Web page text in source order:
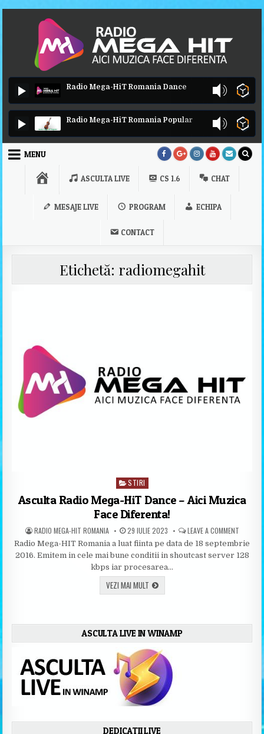
Radio Mega-HiT Romania Dance
Radio Mega-HiT Romania Popular
MENU
PRIMA
PAGINA
ASCULTA LIVE CS 1.6 CHAT
MESAJE LIVE PROGRAM ECHIPA
CONTACT
Etichetă: radiomegahit
Posted in
STIRI
Asculta Radio Mega-HiT Dance – Aici Muzica
Face Diferenta!
AUTHOR:
RADIO MEGA-HIT ROMANIA PUBLISHED DATE:
29 IULIE 2023 LEAVE A COMMENTON
Radio Mega-HIT Romania a luat fiinta pe data de 18 septembrie
2016. Emitem in cele mai bune conditii in shoutcast server 128
kbps iar procesarea…
VEZI MAI MULTASCULTA RADIO MEGA-HIT DANCE –
ASCULTA LIVE IN WINAMP
DEDICATII LIVE